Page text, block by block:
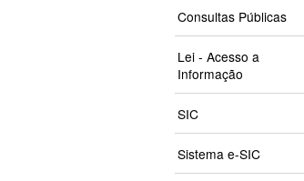
Consultas Públicas
Lei - Acesso a
Informação
SIC
Sistema e-SIC